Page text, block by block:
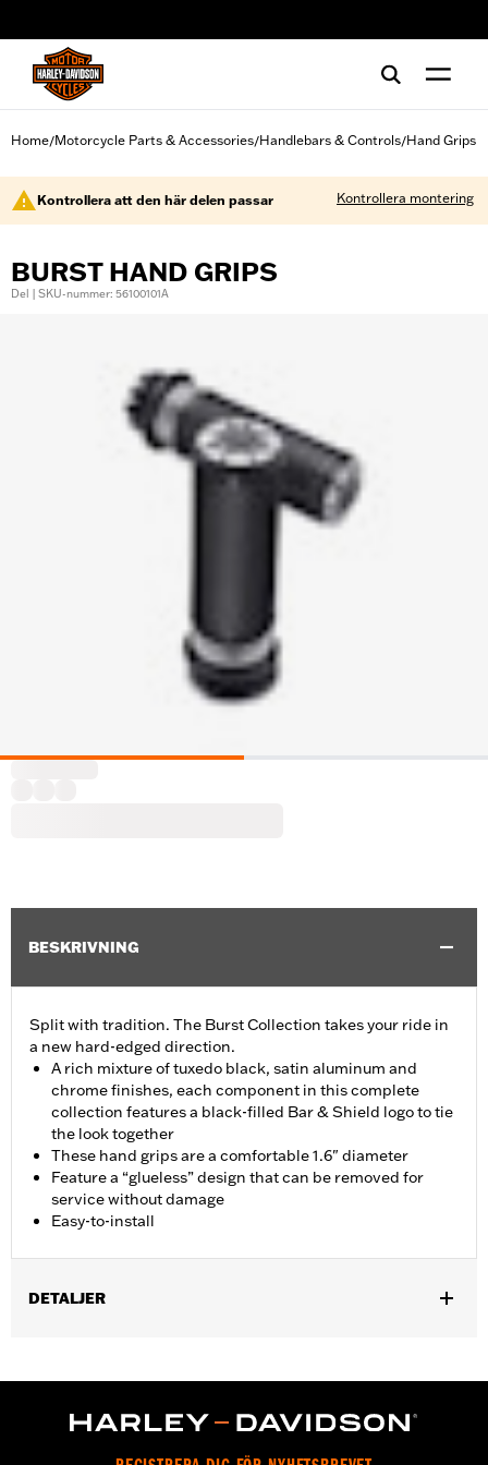
Home/Motorcycle Parts & Accessories/Handlebars & Controls/Hand Grips
Kontrollera att den här delen passar Kontrollera montering
BURST HAND GRIPS
Del | SKU-nummer: 56100101A
BESKRIVNING
Split with tradition. The Burst Collection takes your ride in
a new hard-edged direction.
A rich mixture of tuxedo black, satin aluminum and
chrome finishes, each component in this complete
collection features a black-filled Bar & Shield logo to tie
the look together
These hand grips are a comfortable 1.6" diameter
Feature a “glueless” design that can be removed for
service without damage
Easy-to-install
DETALJER
Installation Instructions